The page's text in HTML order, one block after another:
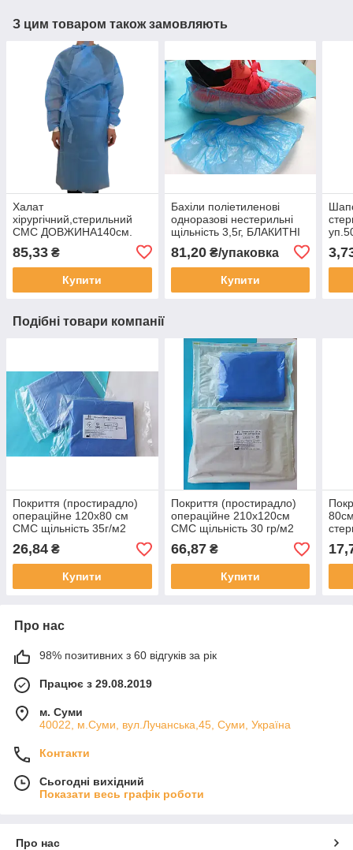
З цим товаром також замовляють
Халат
хірургічний,стерильний
СМС ДОВЖИНА140см.
"НЕМАН" уп.1шт.
85,33 ₴
Купити
Бахіли поліетиленові
одноразові нестерильні
щільність 3,5г, БЛАКИТНІ
81,20₴/упаковка
Купити
Подібні товари компанії
Покриття (простирадло)
операційне 120x80 см
СМС щільність 35г/м2
стерильне "NEMAN"
26,84 ₴
Купити
Покриття (простирадло)
операційне 210x120см
СМС щільність 30 гр/м2
стерильне " NEMAN"
66,87₴
Купити
Про нас
98% позитивних з 60 відгуків за рік
Працює з 29.08.2019
м. Суми
40022, м.Суми, вул.Лучанська,45, Суми, Україна
Контакти
Сьогодні вихідний
Показати весь графік роботи
Про нас